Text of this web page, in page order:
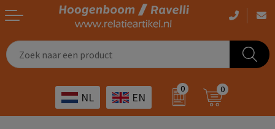
NL EN
0 0
Giveaways
Werkkleding
Outdoor artikelen bedrukken
Transport